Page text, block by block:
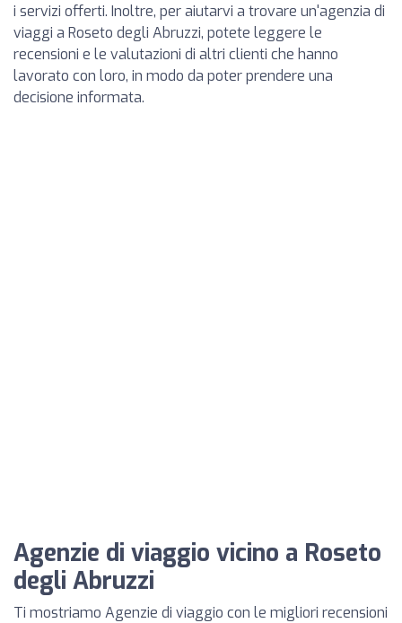
i servizi offerti. Inoltre, per aiutarvi a trovare un'agenzia di
viaggi a Roseto degli Abruzzi, potete leggere le
recensioni e le valutazioni di altri clienti che hanno
lavorato con loro, in modo da poter prendere una
decisione informata.
Agenzie di viaggio vicino a Roseto
degli Abruzzi
Ti mostriamo Agenzie di viaggio con le migliori recensioni